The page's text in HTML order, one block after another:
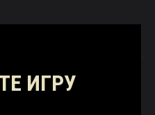
ИГРУ